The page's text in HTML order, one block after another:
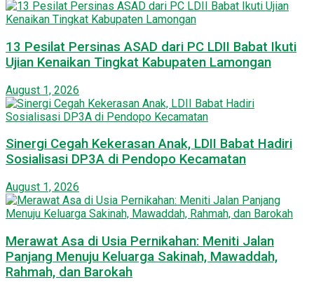
13 Pesilat Persinas ASAD dari PC LDII Babat Ikuti
Ujian Kenaikan Tingkat Kabupaten Lamongan
August 1, 2026
Sinergi Cegah Kekerasan Anak, LDII Babat Hadiri
Sosialisasi DP3A di Pendopo Kecamatan
August 1, 2026
Merawat Asa di Usia Pernikahan: Meniti Jalan
Panjang Menuju Keluarga Sakinah, Mawaddah,
Rahmah, dan Barokah